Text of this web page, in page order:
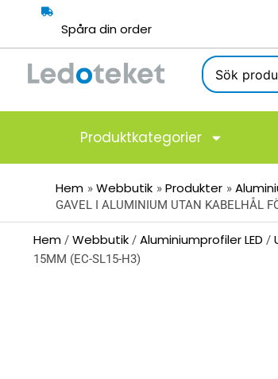
innehåll
Spåra din order
Search
...
Produktkategorier
Hem Webbutik Produkter
GAVEL I ALUMINIUM UTAN KABELHÅL
Hem / Webbutik / Aluminiumprofiler LED /
15MM (EC-SL15-H3)